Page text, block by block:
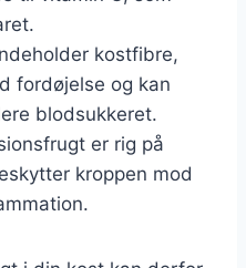
kostfibre,
fordøjelse og kan
blodsukkeret.
er rig på
kroppen mod